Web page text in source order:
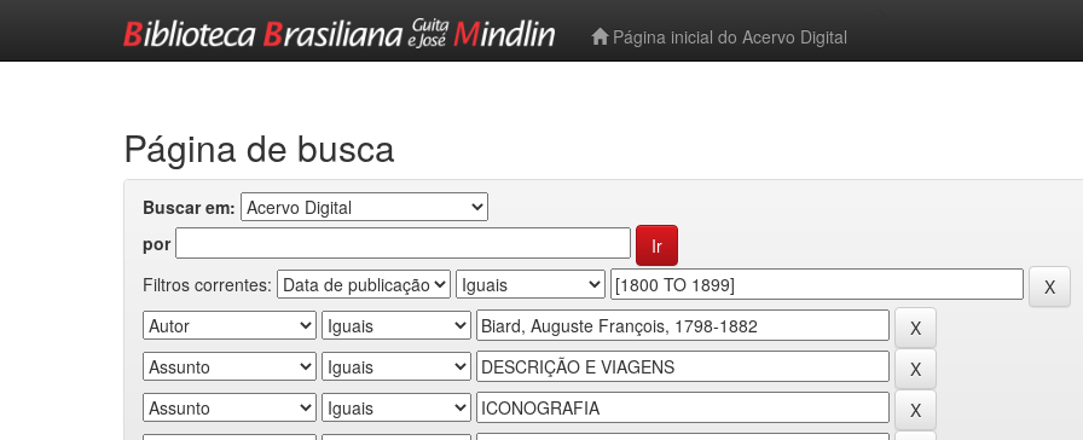
Página inicial do Acervo Digital
Página de busca
Buscar em:
por
Filtros correntes: